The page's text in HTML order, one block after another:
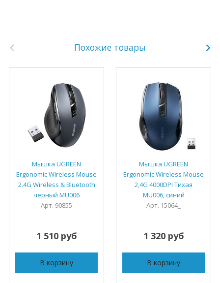
Похожие товары
Мышка UGREEN
Ergonomic Wireless Mouse
2.4G Wireless & Bluetooth
черный MU006
Арт. 90855
1 510 руб
В корзину
Мышка UGREEN
Ergonomic Wireless Mouse
2,4G 4000DPI Тихая
MU006, синий
Арт. 15064_
1 320 руб
В корзину